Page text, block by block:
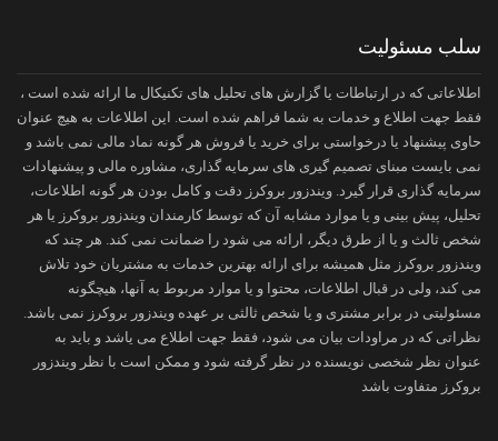
سلب مسئولیت
اطلاعاتی که در ارتباطات یا گزارش های تحلیل های تکنیکال ما ارائه شده است ،
فقط جهت اطلاع و خدمات به شما فراهم شده است. این اطلاعات به هیچ عنوان
حاوی پیشنهاد یا درخواستی برای خرید یا فروش هر گونه نماد مالی نمی باشد و
نمی بایست مبنای تصمیم گیری های سرمایه گذاری، مشاوره مالی و پیشنهادات
سرمایه گذاری قرار گیرد. ویندزور بروکرز دقت و کامل بودن هر گونه اطلاعات،
تحلیل، پیش بینی و یا موارد مشابه آن که توسط کارمندان ویندزور بروکرز یا هر
شخص ثالث و یا از طرق دیگر، ارائه می شود را ضمانت نمی کند. هر چند که
ویندزور بروکرز مثل همیشه برای ارائه بهترین خدمات به مشتریان خود تلاش
می کند، ولی در قبال اطلاعات، محتوا و یا موارد مربوط به آنها، هیچگونه
مسئولیتی در برابر مشتری و یا شخص ثالثی بر عهده ویندزور بروکرز نمی باشد.
نظراتی که در مراودات بیان می شود، فقط جهت اطلاع می یاشد و باید به
عنوان نظر شخصی نویسنده در نظر گرفته شود و ممکن است با نظر ویندزور
بروکرز متفاوت باشد